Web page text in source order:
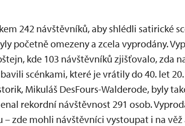
242 návštěvníků, aby shlédli satirické
početně omezeny a zcela vyprodány.
kde 103 návštěvníků zjišťovalo, zda
scénkami, které je vrátily do 40. let
Mikuláš DesFours-Walderode, byly
rekordní návštěvnost 291 osob.
zde mohli návštěvníci vystoupat i na